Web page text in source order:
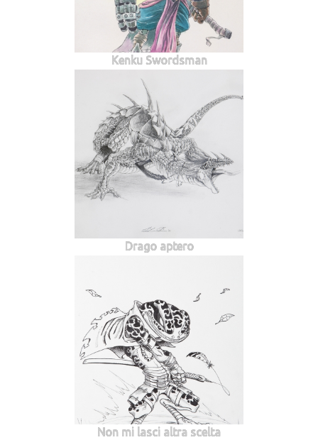
Kenku Swordsman
Drago aptero
Non mi lasci altra scelta